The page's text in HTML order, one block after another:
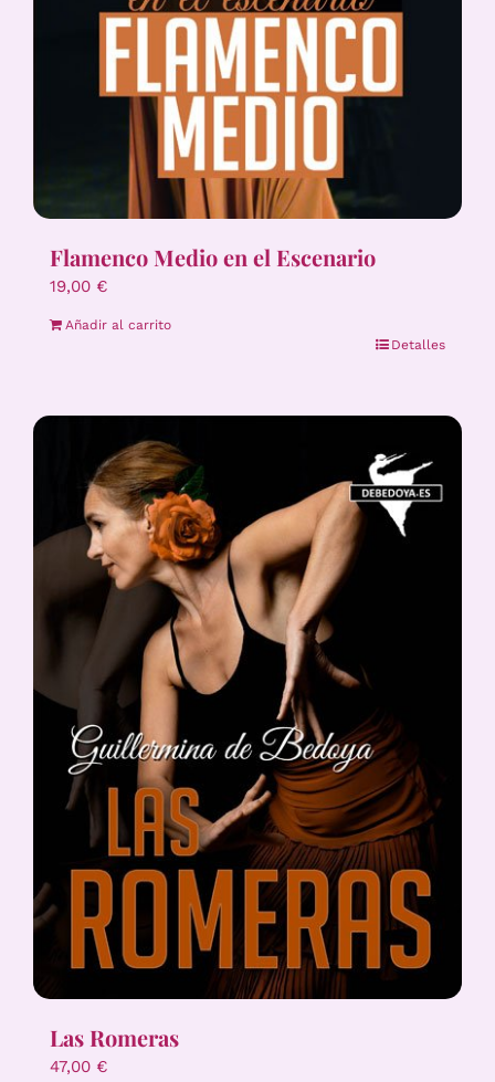
Flamenco Medio en el Escenario
19,00 €
Añadir al carrito
Detalles
Las Romeras
47,00 €